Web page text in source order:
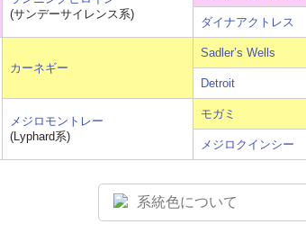
(サンデーサイレンス系)
ダイナアクトレス
カーネギー
Sadler’s Wells
Detroit
メジロモントレー
(Lyphard系)
モガミ
メジロクインシー
系統色について